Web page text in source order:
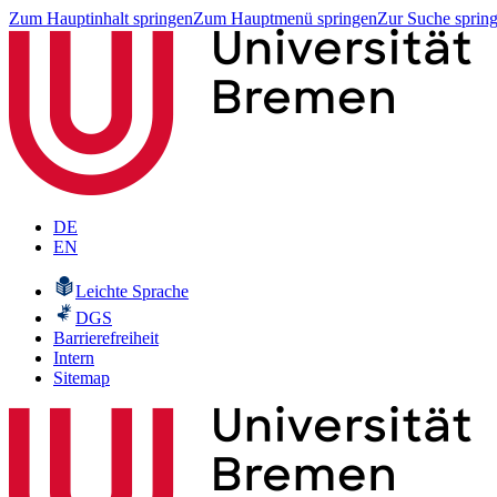
Zum Hauptinhalt springenZum Hauptmenü springenZur Suche
DE
EN
Leichte Sprache
DGS
Barrierefreiheit
Intern
Sitemap